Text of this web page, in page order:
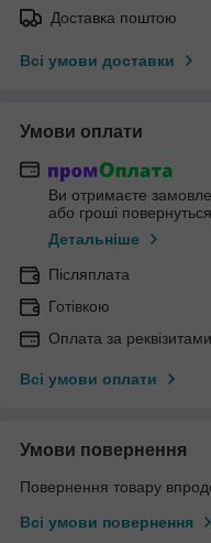
Доставка поштою
Всі умови доставки
Умови оплати
Ви отримаєте
або гроші
Детальніше
Післяплата
Готівкою
Оплата за реквізитами
Всі умови оплати
Умови повернення
Повернення товару
Всі умови повернення